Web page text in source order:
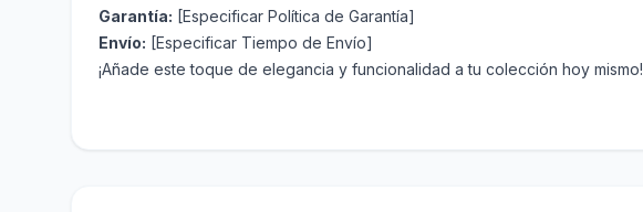
Garantía: [Especificar Política de Garantía]
Envío: [Especificar Tiempo de Envío]
¡Añade este toque de elegancia y funcionalidad a tu colección hoy mismo!